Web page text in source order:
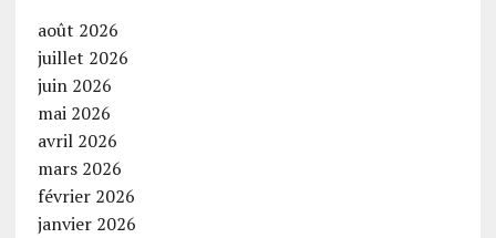
août 2026
juillet 2026
juin 2026
mai 2026
avril 2026
mars 2026
février 2026
janvier 2026